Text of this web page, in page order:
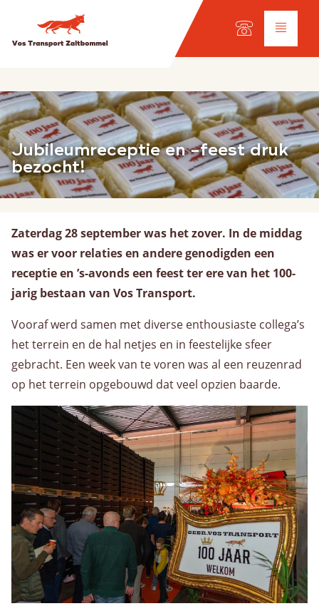
Diensten
Wegtransport
Internationaal transport
Wagenpark
Scheepvaart
Onze vloot
Ladingsoorten
Warehousing
Opslag
Value Added Logistics
Container handling
Douane activiteiten
Assemblage
Dozen voor AGF en bakkerswereld
Voorraadbeheer
Algemeen
Werken bij
Jubileumreceptie en -feest druk
bezocht!
Zaterdag 28 september was het zover. In de middag
was er voor relaties en andere genodigden een
receptie en ’s-avonds een feest ter ere van het 100-
jarig bestaan van Vos Transport.
Vooraf werd samen met diverse enthousiaste collega’s
het terrein en de hal netjes en in feestelijke sfeer
gebracht. Een week van te voren was al een reuzenrad
op het terrein opgebouwd dat veel opzien baarde.